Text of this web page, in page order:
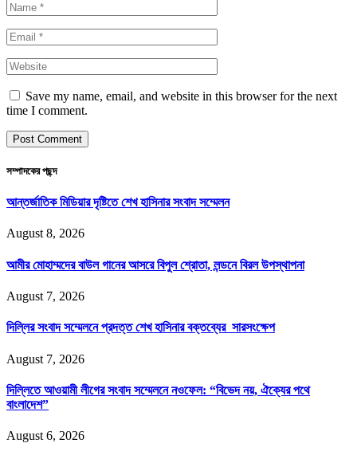
Save my name, email, and website in this browser for the next
time I comment.
সম্পাদকের পছন্দ
আন্তর্জাতিক মিডিয়ার দৃষ্টিতে শেখ হাসিনার সংবাদ সম্মেলন
August 8, 2026
আমীর মোহাম্মদের বাউল গানের আসরে বিপুল শ্রোতা, লন্ডনে বিরল উপস্থাপনা
August 7, 2026
দিল্লির সংবাদ সম্মেলনে প্রদত্ত শেখ হাসিনার বক্তব্যের সারসংক্ষেপ
August 7, 2026
দিল্লিতে আওয়ামী লীগের সংবাদ সম্মেলনে নওফেল: “বিভেদ নয়, ঐক্যের পথে
বাংলাদেশ”
August 6, 2026